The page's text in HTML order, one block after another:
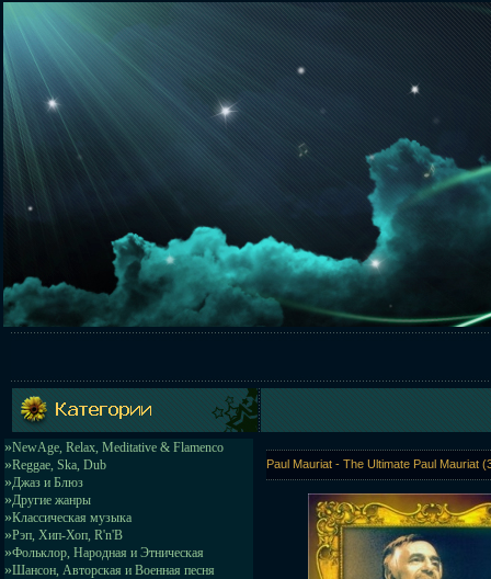
»NewAge, Relax, Meditative & Flamenco
»Reggae, Ska, Dub
»Джаз и Блюз
»Другие жанры
»Классическая музыка
»Рэп, Хип-Хоп, R'n'B
»Фольклор, Народная и Этническая
»Шансон, Авторская и Военная песня
Paul Mauriat - The Ultimate Paul Mauriat